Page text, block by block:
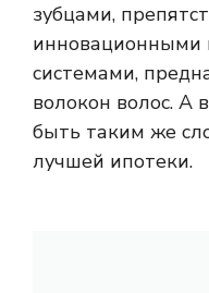
зубцами,
инновационными
системами,
волокон волос. А
быть таким же
лучшей ипотеки.